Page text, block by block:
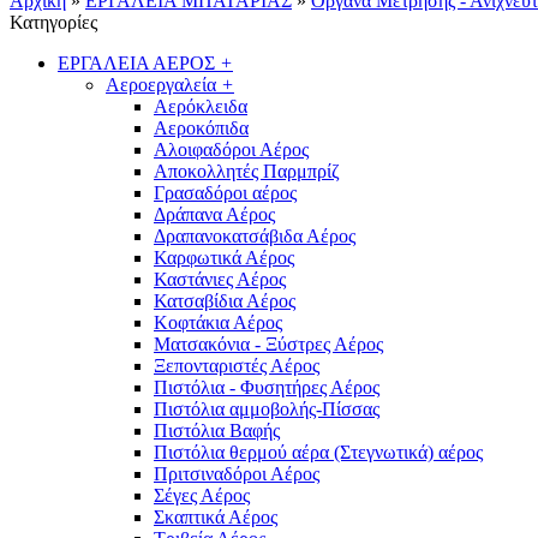
Κατηγορίες
ΕΡΓΑΛΕΙΑ ΑΕΡΟΣ +
Αεροεργαλεία +
Αερόκλειδα
Αεροκόπιδα
Αλοιφαδόροι Αέρος
Αποκολλητές Παρμπρίζ
Γρασαδόροι αέρος
Δράπανα Αέρος
Δραπανοκατσάβιδα Αέρος
Καρφωτικά Αέρος
Καστάνιες Αέρος
Κατσαβίδια Αέρος
Κοφτάκια Αέρος
Ματσακόνια - Ξύστρες Αέρος
Ξεπονταριστές Αέρος
Πιστόλια - Φυσητήρες Αέρος
Πιστόλια αμμοβολής-Πίσσας
Πιστόλια Βαφής
Πιστόλια θερμού αέρα (Στεγνωτικά) αέρος
Πριτσιναδόροι Αέρος
Σέγες Αέρος
Σκαπτικά Αέρος